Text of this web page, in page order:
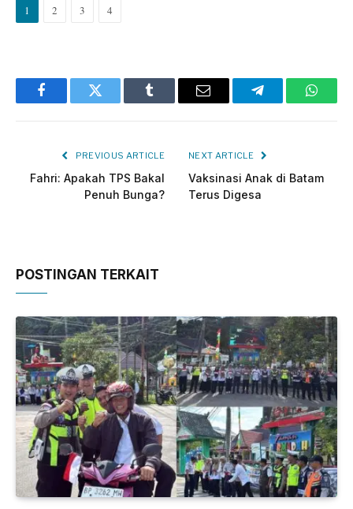
1 2 3 4
FacebookTwitter Tumblr Email Telegram
PREVIOUS ARTICLE
Fahri: Apakah TPS Bakal
Penuh Bunga?
NEXT ARTICLE
Vaksinasi Anak di Batam
Terus Digesa
POSTINGAN TERKAIT